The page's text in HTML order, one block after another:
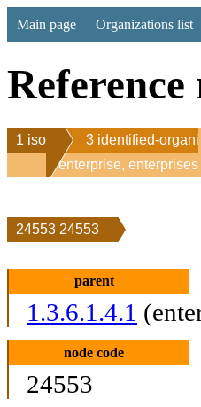
Main page Organizations list
1 iso
3 identified-
1 enterprise, enterprises
24553 24553
parent
1.3.6.1.4.1
node code
24553